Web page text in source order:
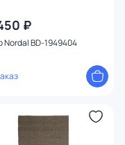
₽
Nordal BD-1949404